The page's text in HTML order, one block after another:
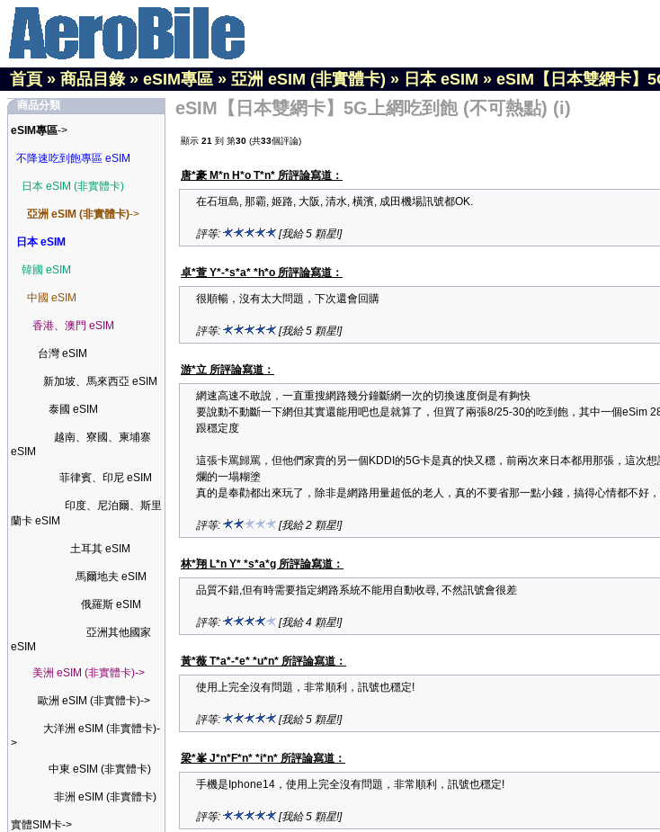
首頁 » 商品目錄» eSIM專區 » 亞洲 eSIM (非實體卡) » 日本 eSIM » eSIM【日本雙網卡】
商品分類
eSIM專區->
不降速吃到飽專區 eSIM
日本 eSIM (非實體卡)
亞洲 eSIM (非實體卡)->
日本 eSIM
韓國 eSIM
中國 eSIM
香港、澳門 eSIM
台灣 eSIM
新加坡、馬來西亞 eSIM
泰國 eSIM
越南、寮國、柬埔寨
eSIM
菲律賓、印尼 eSIM
印度、尼泊爾、斯里
蘭卡 eSIM
土耳其 eSIM
馬爾地夫 eSIM
俄羅斯 eSIM
亞洲其他國家
eSIM
美洲 eSIM (非實體卡)->
歐洲 eSIM (非實體卡)->
大洋洲 eSIM (非實體卡)-
>
中東 eSIM (非實體卡)
非洲 eSIM (非實體卡)
實體SIM卡->
eSIM【日本雙網卡】5G上網吃到飽 (不可熱點) (i)
顯示 21 到 第30 (共33個評論)
唐*豪 M*n H*o T*n* 所評論寫道：
在石垣島, 那霸, 姬路, 大阪, 清水, 橫濱, 成田機場訊號都OK.
評等: [我給 5 顆星!]
卓*萱 Y*-*s*a* *h*o 所評論寫道：
很順暢，沒有太大問題，下次還會回購
評等: [我給 5 顆星!]
游*立 所評論寫道：
網速高速不敢說，一直重搜網路幾分鐘斷網一次的切換速度倒是有夠快
要說動不動斷一下網但其實還能用吧也是就算了，但買了兩張8/25-30的吃到飽，其中一個eSim
跟穩定度
這張卡罵歸罵，但他們家賣的另一個KDDI的5G卡是真的快又穩，前兩次來日本都用那張，這次
爛的一塌糊塗
真的是奉勸都出來玩了，除非是網路用量超低的老人，真的不要省那一點小錢，搞得心情都不好
評等: [我給 2 顆星!]
林*翔 L*n Y* *s*a*g 所評論寫道：
品質不錯,但有時需要指定網路系統不能用自動收尋, 不然訊號會很差
評等: [我給 4 顆星!]
黃*薇 T*a*-*e* *u*n* 所評論寫道：
使用上完全沒有問題，非常順利，訊號也穩定!
評等: [我給 5 顆星!]
梁*峯 J*n*F*n* *i*n* 所評論寫道：
手機是Iphone14，使用上完全沒有問題，非常順利，訊號也穩定!
評等: [我給 5 顆星!]